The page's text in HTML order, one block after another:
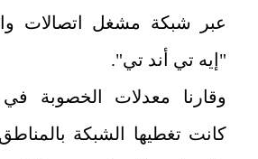
عبر شبكة مشغل اتصالات
"إيه تي أند تي".
وقارنا معدلات الخصوبة
كانت تغطيها الشبكة